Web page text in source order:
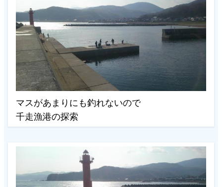
マスがあまりにも釣れないので
千走漁港の探索